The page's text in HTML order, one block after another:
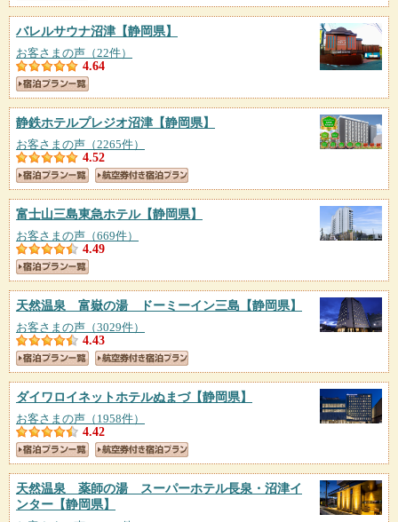
バレルサウナ沼津 【静岡県】
お客さまの声（22件）
4.64
静鉄ホテルプレジオ沼津 【静岡県】
お客さまの声（2265件）
4.52
富士山三島東急ホテル【静岡県】
お客さまの声（669件）
4.49
天然温泉 富嶽の湯 ドーミーイン三島 【静岡県】
お客さまの声（3029件）
4.43
ダイワロイネットホテルぬまづ【静岡県】
お客さまの声（1958件）
4.42
天然温泉 薬師の湯 スーパーホテル長泉・沼津イ
ンター 【静岡県】